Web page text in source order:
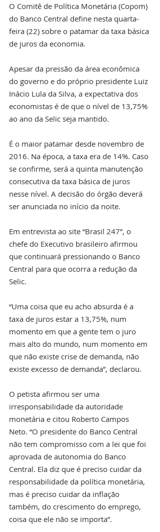
O Comitê de Política Monetária (Copom)
do Banco Central define nesta quarta-
feira (22) sobre o patamar da taxa básica
de juros da economia.
Apesar da pressão da área econômica
do governo e do próprio presidente Luiz
Inácio Lula da Silva, a expectativa dos
economistas é de que o nível de 13,75%
ao ano da Selic seja mantido.
É o maior patamar desde novembro de
2016. Na época, a taxa era de 14%. Caso
se confirme, será a quinta manutenção
consecutiva da taxa básica de juros
nesse nível. A decisão do órgão deverá
ser anunciada no início da noite.
Em entrevista ao site “Brasil 247”, o
chefe do Executivo brasileiro afirmou
que continuará pressionando o Banco
Central para que ocorra a redução da
Selic.
“Uma coisa que eu acho absurda é a
taxa de juros estar a 13,75%, num
momento em que a gente tem o juro
mais alto do mundo, num momento em
que não existe crise de demanda, não
existe excesso de demanda”, declarou.
O petista afirmou ser uma
irresponsabilidade da autoridade
monetária e citou Roberto Campos
Neto. “O presidente do Banco Central
não tem compromisso com a lei que foi
aprovada de autonomia do Banco
Central. Ela diz que é preciso cuidar da
responsabilidade da política monetária,
mas é preciso cuidar da inflação
também, do crescimento do emprego,
coisa que ele não se importa”.